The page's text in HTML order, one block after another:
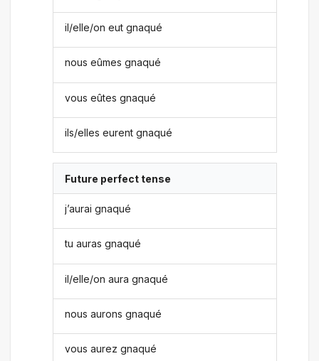
il/elle/on eut gnaqué
nous eûmes gnaqué
vous eûtes gnaqué
ils/elles eurent gnaqué
Future perfect tense
j’aurai gnaqué
tu auras gnaqué
il/elle/on aura gnaqué
nous aurons gnaqué
vous aurez gnaqué